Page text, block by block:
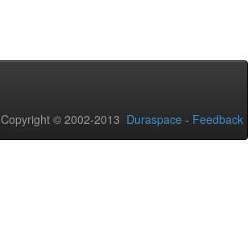
Copyright © 2002-2013 Duraspace - Feedback